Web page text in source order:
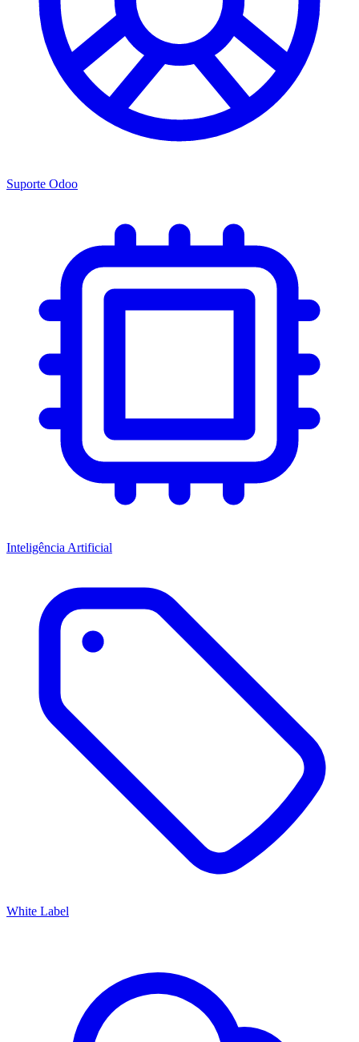
Suporte Odoo
Inteligência Artificial
White Label